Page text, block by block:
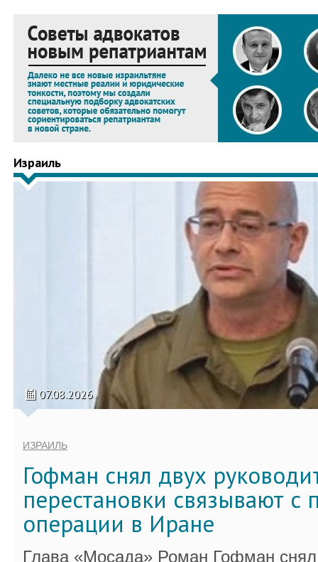
Израиль
07.08.2026
ИЗРАИЛЬ
Гофман снял двух
перестановки связывают с
операции в Иране
Глава «Мосада» Роман Гофман снял